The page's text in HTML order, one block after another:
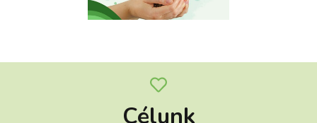
Célunk